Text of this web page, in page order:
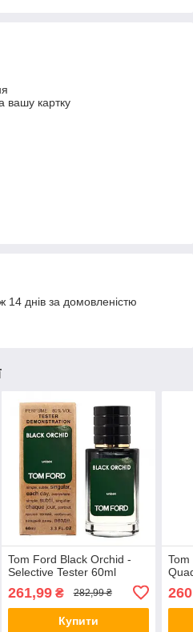
вашу картку
днів за домовленістю
Tom Ford Black Orchid -
Selective Tester 60ml
261,99₴ 282,99 ₴
Купити
260